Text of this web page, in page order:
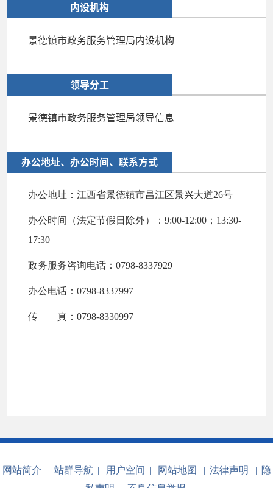
内设机构
景德镇市政务服务管理局内设机构
领导分工
景德镇市政务服务管理局领导信息
办公地址、办公时间、联系方式
办公地址：江西省景德镇市昌江区景兴大道26号
办公时间 （法定节假日除外）
：9:00-12:00；13:30-
17:30
政务服务咨询电话：0798-8337929
办公电话：0798-8337997
传 真：0798-8330997
网站简介 | 站群导航 | 用户空间 | 网站地图 | 法律声明 | 隐